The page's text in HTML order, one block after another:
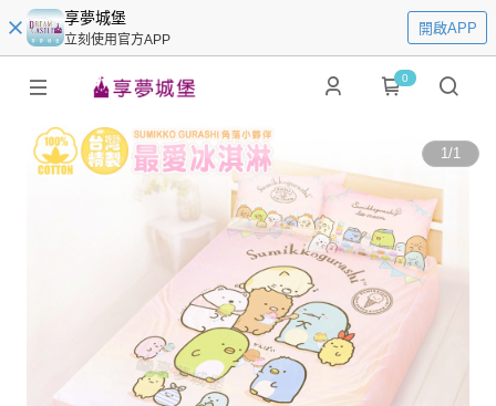
享夢城堡
立刻使用官方APP
開啟APP
0
1/1